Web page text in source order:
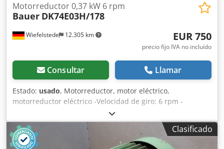
Wiefelstede 12.305 km
Motorreductor 0,37 kW 6 rpm
Bauer DK74E03H/178
EUR 750
precio fijo IVA no incluído
Consultar Llamar
Estado: usado, Motorreductor, motor eléctrico,
motorreductor eléctrico -Velocidad de giro: 6 rpm -
Potencia: 0,37 kW Csdpfocpnl Aox Akberf -Tipo de
construcción: B3 -Diámetro del eje: 40 mm -Grado de
protección: IP 65 -Cantidad: 1 motor disponible -Precio: por
unidad -Dimensiones: 675/260/A245 mm -Peso: 47 kg
Clasificado